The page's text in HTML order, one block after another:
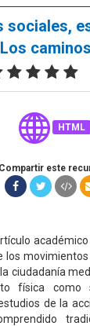
sociales,
HTML
Compartir este
los
ciudadanía
física como
de la